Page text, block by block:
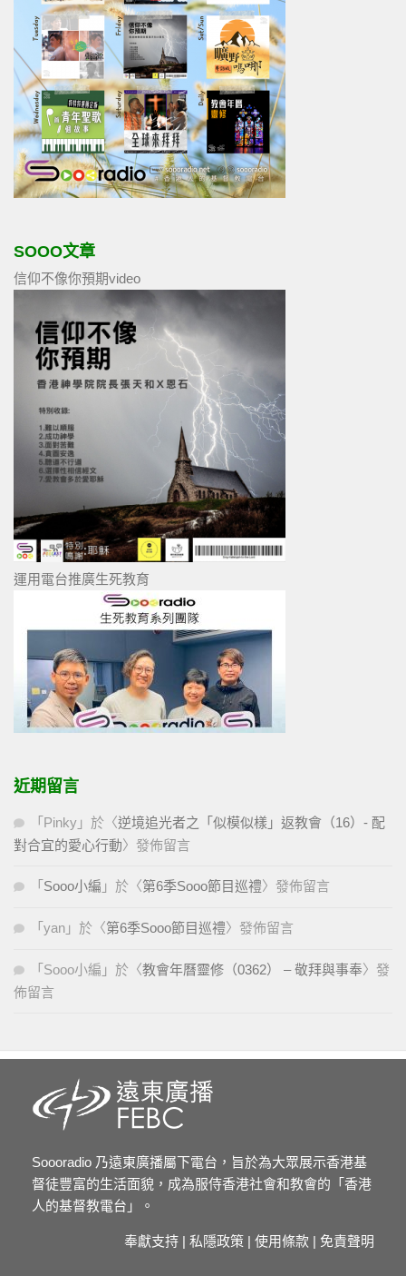
SOOO文章
信仰不像你預期video
運用電台推廣生死教育
近期留言
「 Pinky 」於〈逆境追光者之「似模似樣」返教會（16）- 配
對合宜的愛心行動〉發佈留言
「 Sooo小編 」於〈第6季Sooo節目巡禮〉發佈留言
「 yan 」於〈第6季Sooo節目巡禮〉發佈留言
「 Sooo小編 」於〈教會年曆靈修（0362） – 敬拜與事奉〉發
佈留言
Soooradio 乃遠東廣播屬下電台，旨於為大眾展示香港基
督徒豐富的生活面貌，成為服侍香港社會和教會的「香港
人的基督教電台」。
奉獻支持 | 私隱政策 | 使用條款 | 免責聲明